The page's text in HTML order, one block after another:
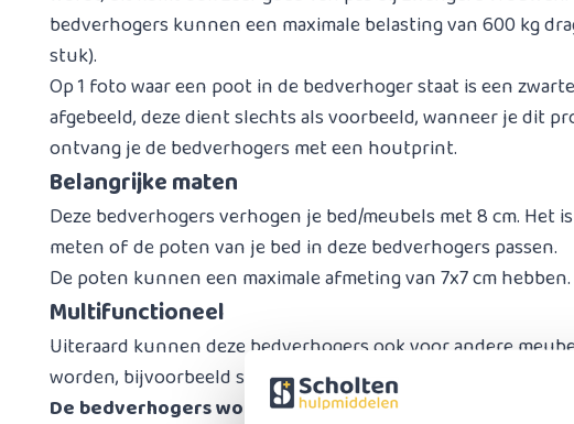
bedverhogers kunnen een maximale belasting van 600 kg
stuk).
Op 1 foto waar een poot in de bedverhoger staat is een
afgebeeld, deze dient slechts als voorbeeld, wanneer je dit
ontvang je de bedverhogers met een houtprint.
Belangrijke maten
Deze bedverhogers verhogen je bed/meubels met 8 cm. Het
meten of de poten van je bed in deze bedverhogers passen.
De poten kunnen een maximale afmeting van 7x7 cm hebben.
Multifunctioneel
Uiteraard kunnen deze bedverhogers ook voor andere
worden, bijvoorbeeld stoelen en bankstellen.
De bedverhogers worden per set van 4 stuks geleverd.